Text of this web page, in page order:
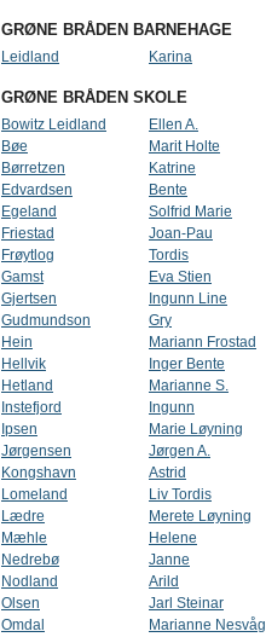
GRØNE BRÅDEN BARNEHAGE
Leidland Karina
GRØNE BRÅDEN SKOLE
Bowitz Leidland Ellen A.
Bøe
Marit Holte
Børretzen
Katrine
Edvardsen
Bente
Egeland
Solfrid Marie
Friestad
Joan-Pau
Frøytlog
Tordis
Gamst
Eva Stien
Gjertsen
Ingunn Line
Gudmundson
Gry
Hein
Mariann Frostad
Hellvik
Inger Bente
Hetland
Marianne S.
Instefjord
Ingunn
Ipsen
Marie Løyning
Jørgensen
Jørgen A.
Kongshavn
Astrid
Lomeland
Liv Tordis
Lædre
Merete Løyning
Mæhle
Helene
Nedrebø
Janne
Nodland
Arild
Olsen
Jarl Steinar
Omdal
Marianne Nesvåg